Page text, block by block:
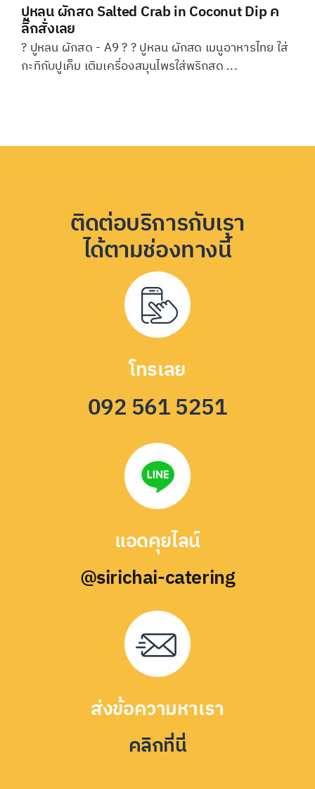
ปูหลน ผักสด Salted Crab in Coconut Dip ค
ลิ๊กสั่งเลย
? ปูหลน ผักสด - A9 ? ? ปูหลน ผักสด เมนูอาหารไทย ใส่
กะทิกับปูเค็ม เติมเครื่องสมุนไพรใส่พริกสด ...
ติดต่อบริการกับเรา
ได้ตามช่องทางนี้
โทรเลย
092 561 5251
แอดคุยไลน์
@sirichai-catering
ส่งข้อความหาเรา
คลิกที่นี่